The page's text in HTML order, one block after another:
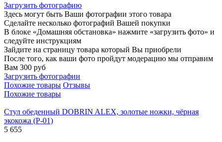
Загрузить фотографию
Здесь могут быть Ваши фотографии этого товара
Сделайте несколько фотографий Вашей покупки
В блоке «Домашняя обстановка» нажмите «загрузить фото» и
следуйте инструкциям
Зайдите на страницу товара который Вы приобрели
После того, как ваши фото пройдут модерацию мы отправим
Вам 300 руб
Загрузить фотографии
Похожие товары Отзывы
Похожие товары
Стул обеденный DOBRIN ALEX, золотые ножки, чёрная
экокожа (P-01)
5 655